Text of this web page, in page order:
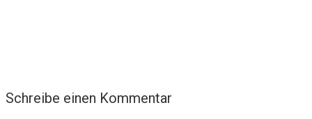
Schreibe einen Kommentar